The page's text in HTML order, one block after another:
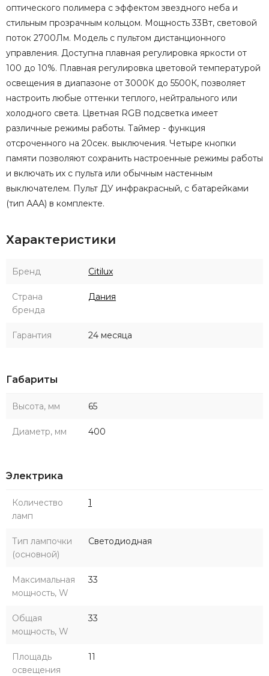
оптического полимера с эффектом звездного неба и
стильным прозрачным кольцом. Мощность 33Вт, световой
поток 2700Лм. Модель с пультом дистанционного
управления. Доступна плавная регулировка яркости от
100 до 10%. Плавная регулировка цветовой температурой
освещения в диапазоне от 3000К до 5500К, позволяет
настроить любые оттенки теплого, нейтрального или
холодного света. Цветная RGB подсветка имеет
различные режимы работы. Таймер - функция
отсроченного на 20сек. выключения. Четыре кнопки
памяти позволяют сохранить настроенные режимы работы
и включать их с пульта или обычным настенным
выключателем. Пульт ДУ инфракрасный, с батарейками
(тип ААА) в комплекте.
Характеристики
Бренд Citilux
Страна
бренда
Дания
Гарантия 24 месяца
Габариты
Высота, мм 65
Диаметр, мм 400
Электрика
Количество
ламп
1
Тип лампочки
(основной)
Светодиодная
Максимальная
мощность, W
33
Общая
мощность, W
33
Площадь
освещения
11